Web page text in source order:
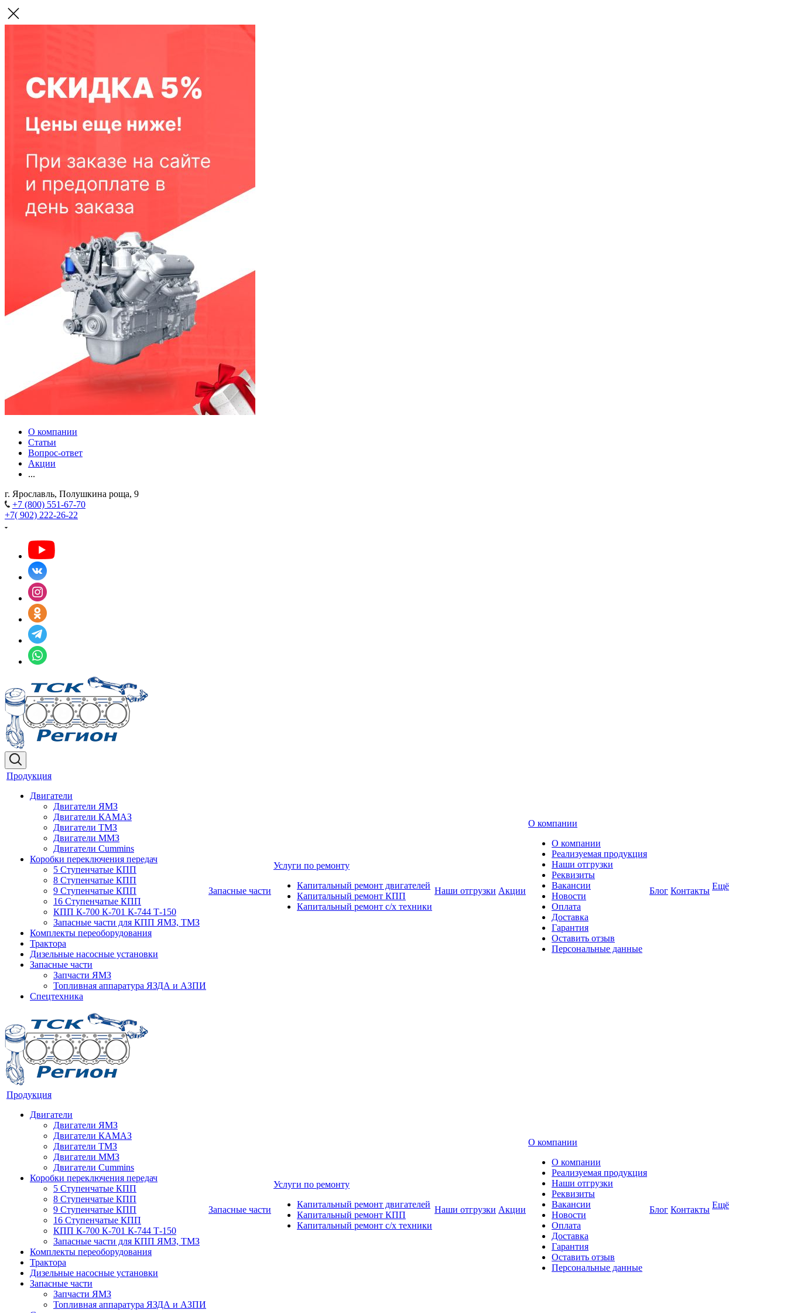
О компании
Статьи
Вопрос-ответ
Акции
...
г. Ярославль, Полушкина роща, 9
+7 (800) 551-67-70
+7( 902) 222-26-22
Продукция
Двигатели
Двигатели ЯМЗ
Двигатели КАМАЗ
Двигатели ТМЗ
Двигатели ММЗ
Двигатели Cummins
Коробки переключения передач
5 Ступенчатые КПП
8 Ступенчатые КПП
9 Ступенчатые КПП
16 Ступенчатые КПП
КПП К-700 К-701 К-744 Т-150
Запасные части для КПП ЯМЗ, ТМЗ
Комплекты переоборудования
Трактора
Дизельные насосные установки
Запасные части
Запчасти ЯМЗ
Топливная аппаратура ЯЗДА и АЗПИ
Спецтехника
Запасные части
Услуги по ремонту
Капитальный ремонт двигателей
Капитальный ремонт КПП
Капитальный ремонт с/х техники
Наши отгрузки Акции
О компании
О компании
Реализуемая продукция
Наши отгрузки
Реквизиты
Вакансии
Новости
Оплата
Доставка
Гарантия
Оставить отзыв
Персональные данные
Блог Контакты Ещё
Продукция
Двигатели
Двигатели ЯМЗ
Двигатели КАМАЗ
Двигатели ТМЗ
Двигатели ММЗ
Двигатели Cummins
Коробки переключения передач
5 Ступенчатые КПП
8 Ступенчатые КПП
9 Ступенчатые КПП
16 Ступенчатые КПП
КПП К-700 К-701 К-744 Т-150
Запасные части для КПП ЯМЗ, ТМЗ
Комплекты переоборудования
Трактора
Дизельные насосные установки
Запасные части
Запчасти ЯМЗ
Топливная аппаратура ЯЗДА и АЗПИ
Запасные части
Услуги по ремонту
Капитальный ремонт двигателей
Капитальный ремонт КПП
Капитальный ремонт с/х техники
Наши отгрузки Акции
О компании
О компании
Реализуемая продукция
Наши отгрузки
Реквизиты
Вакансии
Новости
Оплата
Доставка
Гарантия
Оставить отзыв
Персональные данные
Блог Контакты Ещё